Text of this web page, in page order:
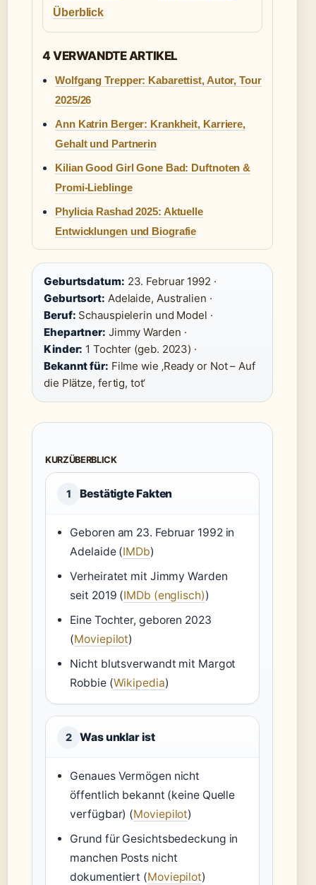
Überblick
4 VERWANDTE ARTIKEL
Wolfgang Trepper: Kabarettist, Autor, Tour
2025/26
Ann Katrin Berger: Krankheit, Karriere,
Gehalt und Partnerin
Kilian Good Girl Gone Bad: Duftnoten &
Promi-Lieblinge
Phylicia Rashad 2025: Aktuelle
Entwicklungen und Biografie
Geburtsdatum: 23. Februar 1992 ·
Geburtsort: Adelaide, Australien ·
Beruf: Schauspielerin und Model ·
Ehepartner: Jimmy Warden ·
Kinder: 1 Tochter (geb. 2023) ·
Bekannt für: Filme wie ‚Ready or Not – Auf
die Plätze, fertig, tot‘
KURZÜBERBLICK
1 Bestätigte Fakten
Geboren am 23. Februar 1992 in
Adelaide (IMDb)
Verheiratet mit Jimmy Warden
seit 2019 (IMDb (englisch))
Eine Tochter, geboren 2023
(Moviepilot)
Nicht blutsverwandt mit Margot
Robbie (Wikipedia)
2 Was unklar ist
Genaues Vermögen nicht
öffentlich bekannt (keine Quelle
verfügbar) (Moviepilot)
Grund für Gesichtsbedeckung in
manchen Posts nicht
dokumentiert (Moviepilot)